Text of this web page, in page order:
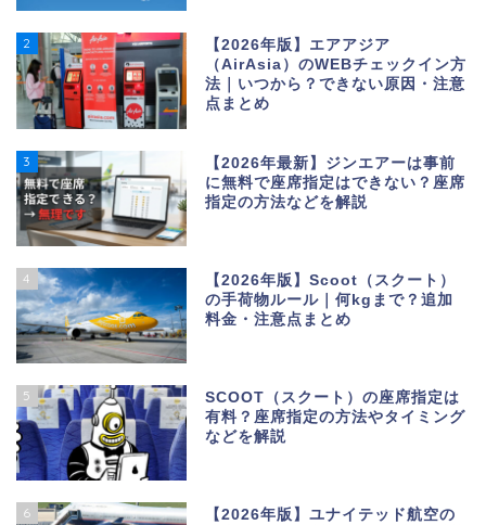
2
【2026年版】エアアジア
（AirAsia）のWEBチェックイン方
法｜いつから？できない原因・注意
点まとめ
3
【2026年最新】ジンエアーは事前
に無料で座席指定はできない？座席
指定の方法などを解説
4
【2026年版】Scoot（スクート）
の手荷物ルール｜何kgまで？追加
料金・注意点まとめ
5
SCOOT（スクート）の座席指定は
有料？座席指定の方法やタイミング
などを解説
6
【2026年版】ユナイテッド航空の